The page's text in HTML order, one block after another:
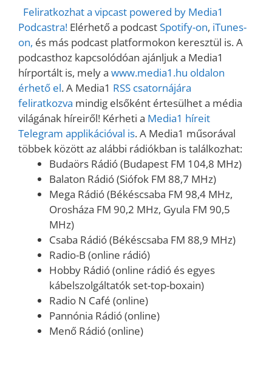
Feliratkozhat a vipcast powered by Media1
Podcastra! Elérhető a podcastSpotify-on, iTunes-
on, és más podcast platformokon keresztül is. A
podcasthoz kapcsolódóan ajánljuk a Media1
hírportált is, mely a www.media1.hu oldalon
érhető el. A Media1 RSS csatornájára
feliratkozva mindig elsőként értesülhet a média
világának híreiről! Kérheti a Media1 híreit
Telegram applikációval is. A Media1 műsorával
többek között az alábbi rádiókban is találkozhat:
Budaörs Rádió (Budapest FM 104,8 MHz)
Balaton Rádió (Siófok FM 88,7 MHz)
Mega Rádió (Békéscsaba FM 98,4 MHz,
Orosháza FM 90,2 MHz, Gyula FM 90,5
MHz)
Csaba Rádió (Békéscsaba FM 88,9 MHz)
Radio-B (online rádió)
Hobby Rádió (online rádió és egyes
kábelszolgáltatók set-top-boxain)
Radio N Café (online)
Pannónia Rádió (online)
Menő Rádió (online)